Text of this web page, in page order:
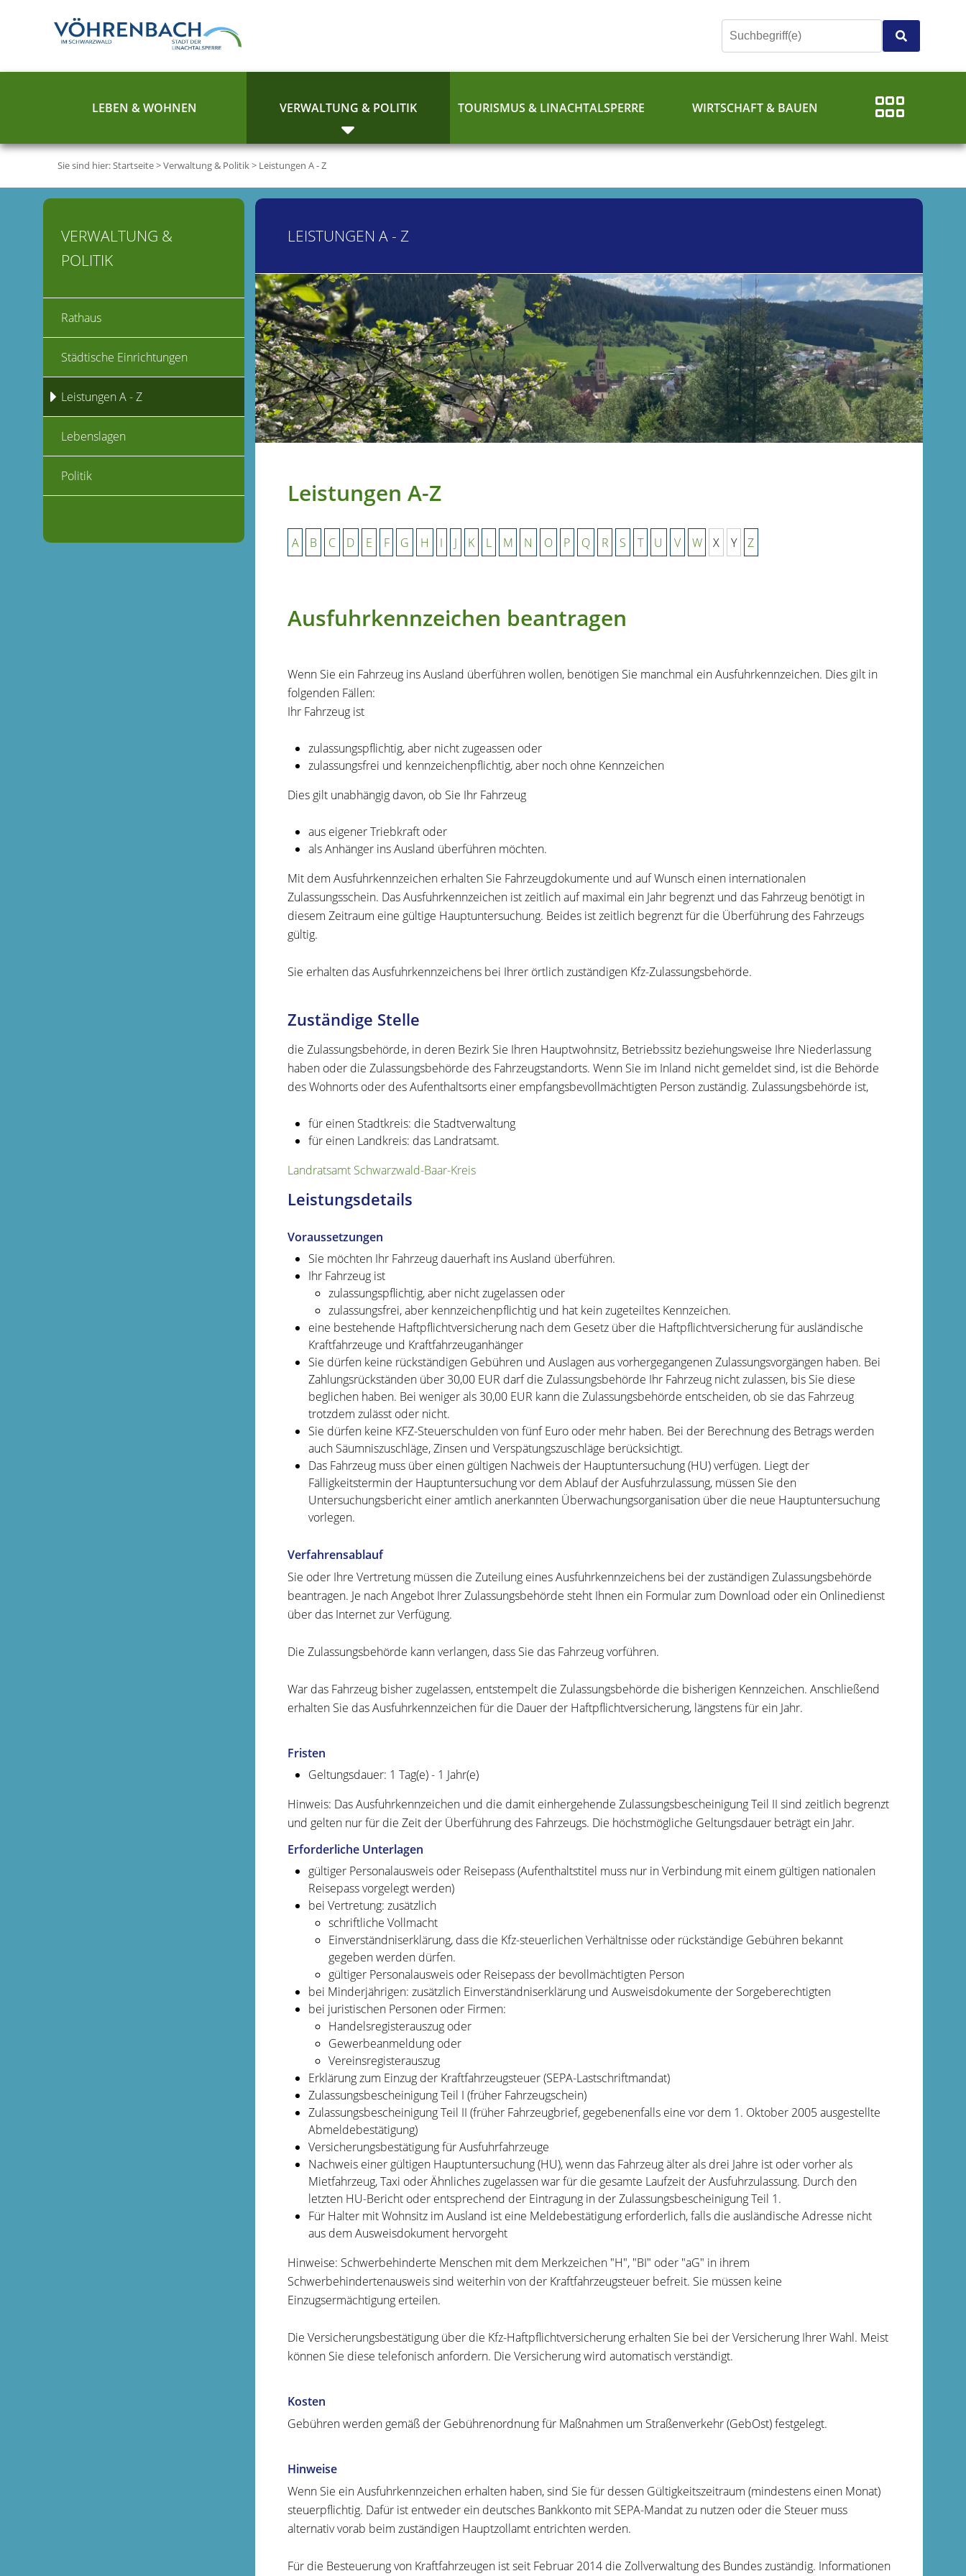
LEBEN & WOHNEN VERWALTUNG & POLITIK TOURISMUS & LINACHTALSPERRE WIRTSCHAFT & BAUEN
Sie sind hier:Startseite>Verwaltung & Politik> Leistungen A - Z
LEISTUNGEN A - Z
Leistungen A-Z
A B C D E F G H I J K L M N O P Q R S T U V W X Y Z
Ausfuhrkennzeichen beantragen
Wenn Sie ein Fahrzeug ins Ausland überführen wollen, benötigen Sie manchmal ein Ausfuhrkennzeichen. Dies gilt in
folgenden Fällen:
Ihr Fahrzeug ist
zulassungspflichtig, aber nicht zugeassen oder
zulassungsfrei und kennzeichenpflichtig, aber noch ohne Kennzeichen
Dies gilt unabhängig davon, ob Sie Ihr Fahrzeug
aus eigener Triebkraft oder
als Anhänger ins Ausland überführen möchten.
Mit dem Ausfuhrkennzeichen erhalten Sie Fahrzeugdokumente und auf Wunsch einen internationalen
Zulassungsschein. Das Ausfuhrkennzeichen ist zeitlich auf maximal ein Jahr begrenzt und das Fahrzeug benötigt in
diesem Zeitraum eine gültige Hauptuntersuchung. Beides ist zeitlich begrenzt für die Überführung des Fahrzeugs
gültig.
Sie erhalten das Ausfuhrkennzeichens bei Ihrer örtlich zuständigen Kfz-Zulassungsbehörde.
Zuständige Stelle
die Zulassungsbehörde, in deren Bezirk Sie Ihren Hauptwohnsitz, Betriebssitz beziehungsweise Ihre Niederlassung
haben oder die Zulassungsbehörde des Fahrzeugstandorts. Wenn Sie im Inland nicht gemeldet sind, ist die Behörde
des Wohnorts oder des Aufenthaltsorts einer empfangsbevollmächtigten Person zuständig. Zulassungsbehörde ist,
für einen Stadtkreis: die Stadtverwaltung
für einen Landkreis: das Landratsamt.
Landratsamt Schwarzwald-Baar-Kreis
Leistungsdetails
Voraussetzungen
Sie möchten Ihr Fahrzeug dauerhaft ins Ausland überführen.
Ihr Fahrzeug ist
zulassungspflichtig, aber nicht zugelassen oder
zulassungsfrei, aber kennzeichenpflichtig und hat kein zugeteiltes Kennzeichen.
eine bestehende Haftpflichtversicherung nach dem Gesetz über die Haftpflichtversicherung für ausländische
Kraftfahrzeuge und Kraftfahrzeuganhänger
Sie dürfen keine rückständigen Gebühren und Auslagen aus vorhergegangenen Zulassungsvorgängen haben. Bei
Zahlungsrückständen über 30,00 EUR darf die Zulassungsbehörde Ihr Fahrzeug nicht zulassen, bis Sie diese
beglichen haben. Bei weniger als 30,00 EUR kann die Zulassungsbehörde entscheiden, ob sie das Fahrzeug
trotzdem zulässt oder nicht.
Sie dürfen keine KFZ-Steuerschulden von fünf Euro oder mehr haben. Bei der Berechnung des Betrags werden
auch Säumniszuschläge, Zinsen und Verspätungszuschläge berücksichtigt.
Das Fahrzeug muss über einen gültigen Nachweis der Hauptuntersuchung (HU) verfügen. Liegt der
Fälligkeitstermin der Hauptuntersuchung vor dem Ablauf der Ausfuhrzulassung, müssen Sie den
Untersuchungsbericht einer amtlich anerkannten Überwachungsorganisation über die neue Hauptuntersuchung
vorlegen.
Verfahrensablauf
Sie oder Ihre Vertretung müssen die Zuteilung eines Ausfuhrkennzeichens bei der zuständigen Zulassungsbehörde
beantragen. Je nach Angebot Ihrer Zulassungsbehörde steht Ihnen ein Formular zum Download oder ein Onlinedienst
über das Internet zur Verfügung.
Die Zulassungsbehörde kann verlangen, dass Sie das Fahrzeug vorführen.
War das Fahrzeug bisher zugelassen, entstempelt die Zulassungsbehörde die bisherigen Kennzeichen. Anschließend
erhalten Sie das Ausfuhrkennzeichen für die Dauer der Haftpflichtversicherung, längstens für ein Jahr.
Fristen
Geltungsdauer: 1 Tag(e) - 1 Jahr(e)
Hinweis: Das Ausfuhrkennzeichen und die damit einhergehende Zulassungsbescheinigung Teil II sind zeitlich begrenzt
und gelten nur für die Zeit der Überführung des Fahrzeugs. Die höchstmögliche Geltungsdauer beträgt ein Jahr.
Erforderliche Unterlagen
gültiger Personalausweis oder Reisepass (Aufenthaltstitel muss nur in Verbindung mit einem gültigen nationalen
Reisepass vorgelegt werden)
bei Vertretung: zusätzlich
schriftliche Vollmacht
Einverständniserklärung, dass die Kfz-steuerlichen Verhältnisse oder rückständige Gebühren bekannt
gegeben werden dürfen.
gültiger Personalausweis oder Reisepass der bevollmächtigten Person
bei Minderjährigen: zusätzlich Einverständniserklärung und Ausweisdokumente der Sorgeberechtigten
bei juristischen Personen oder Firmen:
Handelsregisterauszug oder
Gewerbeanmeldung oder
Vereinsregisterauszug
Erklärung zum Einzug der Kraftfahrzeugsteuer (SEPA-Lastschriftmandat)
Zulassungsbescheinigung Teil I (früher Fahrzeugschein)
Zulassungsbescheinigung Teil II (früher Fahrzeugbrief, gegebenenfalls eine vor dem 1. Oktober 2005 ausgestellte
Abmeldebestätigung)
Versicherungsbestätigung für Ausfuhrfahrzeuge
Nachweis einer gültigen Hauptuntersuchung (HU), wenn das Fahrzeug älter als drei Jahre ist oder vorher als
Mietfahrzeug, Taxi oder Ähnliches zugelassen war für die gesamte Laufzeit der Ausfuhrzulassung. Durch den
letzten HU-Bericht oder entsprechend der Eintragung in der Zulassungsbescheinigung Teil 1.
Für Halter mit Wohnsitz im Ausland ist eine Meldebestätigung erforderlich, falls die ausländische Adresse nicht
aus dem Ausweisdokument hervorgeht
Hinweise: Schwerbehinderte Menschen mit dem Merkzeichen "H", "BI" oder "aG" in ihrem
Schwerbehindertenausweis sind weiterhin von der Kraftfahrzeugsteuer befreit. Sie müssen keine
Einzugsermächtigung erteilen.
Die Versicherungsbestätigung über die Kfz-Haftpflichtversicherung erhalten Sie bei der Versicherung Ihrer Wahl. Meist
können Sie diese telefonisch anfordern. Die Versicherung wird automatisch verständigt.
Kosten
Gebühren werden gemäß der Gebührenordnung für Maßnahmen um Straßenverkehr (GebOst) festgelegt.
Hinweise
Wenn Sie ein Ausfuhrkennzeichen erhalten haben, sind Sie für dessen Gültigkeitszeitraum (mindestens einen Monat)
steuerpflichtig. Dafür ist entwederein deutsches Bankkonto mit SEPA-Mandat zu nutzen oder die Steuer muss
alternativ vorab beim zuständigen Hauptzollamt entrichten werden.
Für die Besteuerung von Kraftfahrzeugen ist seit Februar 2014 die Zollverwaltung des Bundes zuständig. Informationen
VERWALTUNG &
POLITIK
Rathaus
Städtische Einrichtungen
Leistungen A - Z
Lebenslagen
Politik